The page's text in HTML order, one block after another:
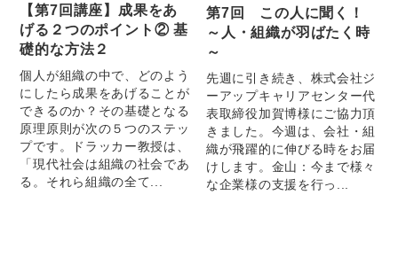
【第7回講座】成果をあ
げる２つのポイント② 基
礎的な方法２
個人が組織の中で、どのよう
にしたら成果をあげることが
できるのか？その基礎となる
原理原則が次の５つのステッ
プです。ドラッカー教授は、
「現代社会は組織の社会であ
る。それら組織の全て...
第7回 この人に聞く！
～人・組織が羽ばたく時
～
先週に引き続き、株式会社ジ
ーアップキャリアセンター代
表取締役加賀博様にご協力頂
きました。今週は、会社・組
織が飛躍的に伸びる時をお届
けします。金山：今まで様々
な企業様の支援を行っ...